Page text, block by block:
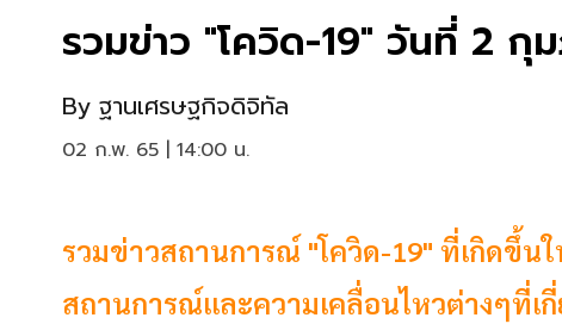
รวมข่าว "โควิด-19" วันที่ 2
By ฐานเศรษฐกิจดิจิทัล
02 ก.พ. 65 | 14:00 น.
รวมข่าวสถานการณ์ "โควิด-19" ที่เกิดขึ้
สถานการณ์และความเคลื่อนไหวต่างๆที่เ